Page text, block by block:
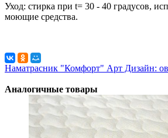
Уход: стирка при t= 30 - 40 градусов,
моющие средства.
Наматрасник "Комфорт" Арт Дизайн:
Аналогичные товары